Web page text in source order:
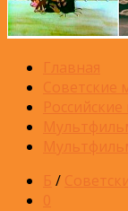
Главная
Советские
Б /
0